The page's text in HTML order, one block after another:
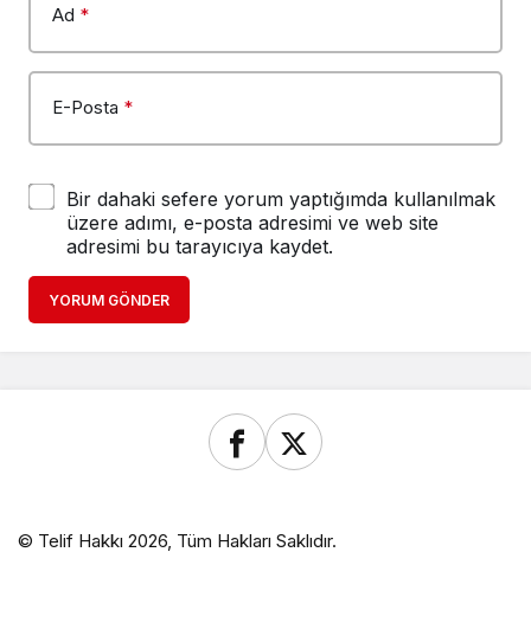
Ad *
E-Posta *
Bir dahaki sefere yorum yaptığımda kullanılmak
üzere adımı, e-posta adresimi ve web site
adresimi bu tarayıcıya kaydet.
YORUM GÖNDER
© Telif Hakkı 2026, Tüm Hakları Saklıdır.